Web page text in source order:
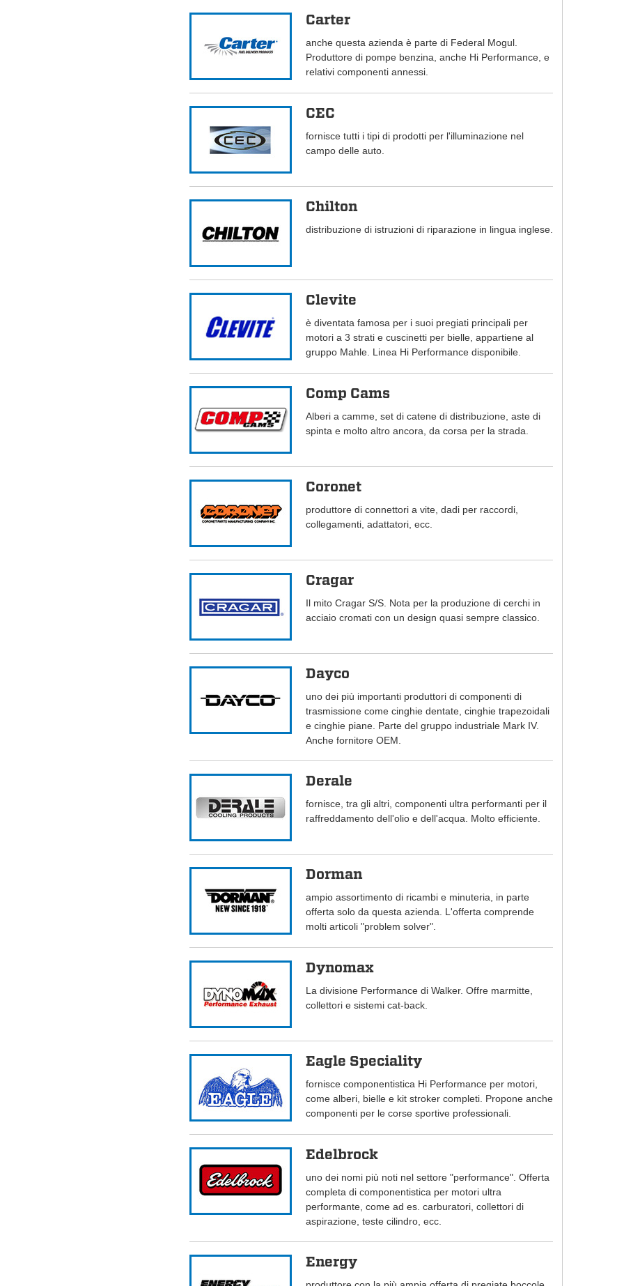
Carter
anche questa azienda è parte di Federal Mogul.
Produttore di pompe benzina, anche Hi Performance, e
relativi componenti annessi.
CEC
fornisce tutti i tipi di prodotti per l'illuminazione nel
campo delle auto.
Chilton
distribuzione di istruzioni di riparazione in lingua inglese.
Clevite
è diventata famosa per i suoi pregiati principali per
motori a 3 strati e cuscinetti per bielle, appartiene al
gruppo Mahle. Linea Hi Performance disponibile.
Comp Cams
Alberi a camme, set di catene di distribuzione, aste di
spinta e molto altro ancora, da corsa per la strada.
Coronet
produttore di connettori a vite, dadi per raccordi,
collegamenti, adattatori, ecc.
Cragar
Il mito Cragar S/S. Nota per la produzione di cerchi in
acciaio cromati con un design quasi sempre classico.
Dayco
uno dei più importanti produttori di componenti di
trasmissione come cinghie dentate, cinghie trapezoidali
e cinghie piane. Parte del gruppo industriale Mark IV.
Anche fornitore OEM.
Derale
fornisce, tra gli altri, componenti ultra performanti per il
raffreddamento dell'olio e dell'acqua. Molto efficiente.
Dorman
ampio assortimento di ricambi e minuteria, in parte
offerta solo da questa azienda. L'offerta comprende
molti articoli "problem solver".
Dynomax
La divisione Performance di Walker. Offre marmitte,
collettori e sistemi cat-back.
Eagle Speciality
fornisce componentistica Hi Performance per motori,
come alberi, bielle e kit stroker completi. Propone anche
componenti per le corse sportive professionali.
Edelbrock
uno dei nomi più noti nel settore "performance". Offerta
completa di componentistica per motori ultra
performante, come ad es. carburatori, collettori di
aspirazione, teste cilindro, ecc.
Energy